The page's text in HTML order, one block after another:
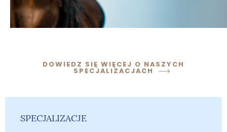
DOWIEDZ SIĘ WIĘCEJ O NASZYCH
SPECJALIZACJACH
SPECJALIZACJE